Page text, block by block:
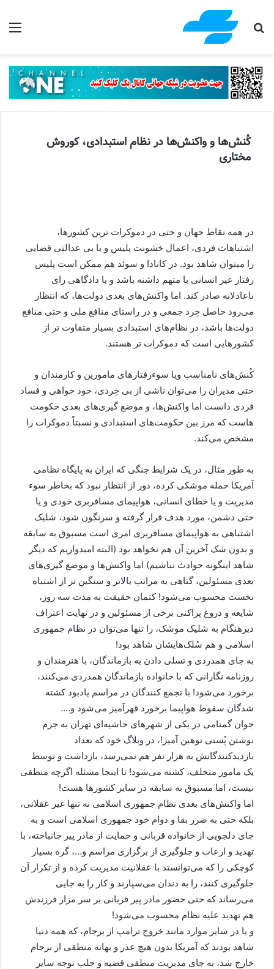
جستجو برای
کُنش‌ها و واکنش‌ها در نظام استبدادی، کوروش
مختاری
در همه نقاط جهان و حتی در دموکرات ترین کشورها،
اشتباهات فردی، اعمال خشونت پلیس و یا بی عدالتی قضایی
را میتوان شاهد بود. در کانادا و سوئد هم ممکن است پلیس
رفتار غیر انسانی با متهم داشته باشد و یا دادگاهی رای
ناعادلانه صادر کند. اما واکنش‌های بعدی دولت‌ها، که انتظار
می‌رود حاصل خِرد جمعی و در راستای منافع ملی و حتی منافع
دولت‌ها باشد، در نظام‌های استبدادی بسیار متفاوت تر از
کشورهایی است که دموکرات تر هستند.
کُنش‌های نامناسب ویا سوءرفتارهای مامورین و کارمندان و
حتی مدیران را می‌توان ناشی از بی خِردی، خود خواهی و فساد
فردی دانست اما واکنش‌ها، و موضع گیری‌های بعدی حکومت
هاست که مرز بین حکومت‌های استبدادی و نسبتاً دموکرات را
مشخص می‌کند.
به طور مثال، در یک شرایط جنگی که ایران به پایگاه نظامی
آمریکا حمله موشکی کرده، دور از انتظار نبود که بخاطر سوء
مدیریت و یا خطای انسانی، هواپیمای مسافربری خودی و یا
حتی دشمن، مورد هدف قرار گرفته و سرنگون شود، شلیک
اشتباهی به هواپیمای مسافربری امری است مسبوق به سابقه
و بدون شک آخرین آن هم نخواهد بود (البته امیدواریم که دیگر
شاهد اینگونه حوادث نباشیم) اما واکنش‌ها و موضع گیری‌های
بعدی مسئولین، گناهی به مراتب بالاتر و سنگین تر از اشتباه
نخست محسوب می‌شود! کتمان حقیقت به مدت سه روز،
شایعه و دروغ پراکنی برخی از مسئولین و در نهایت اعتراف
دیرهنگام به شلیک موشک، را تنها می‌توان در نظام جمهوری
اسلامی و هم سُلک‌هایشان شاهد بود!
به جای همدردی و تسلی دادن به بازماندگان، با هنرمندان و
روزنامه نگارانی که با خانواده بازماندگان همدردی می‌کنند،
برخورد می‌شود! با تجمع کنندگان در مراسم یادبود کشته
شدگان سقوط هواپیما برخورد قهرآمیز می‌شود و….
جوان گمنامی در یکی از شهرهای حاشیه‌ای تهران به جرم
نوشتن پُستی توهین آمیز!، در وبلاگ خود که تعداد
بازدیدکنندگانش به هزار نفر هم نمی‌رسد، بازداشت و توسط
یک مامور متخلف، کشته می‌شود! تا اینجا مسئله اگرچه منطقی
نیست، اما مسبوق به سابقه در سایر کشورها هست!
اما واکنش‌های بعدی نظام جمهوری اسلامی نه تنها غیر عقلانی،
بلکه حتی به ضرر بقا و دوام خود جمهوری اسلامی است و به
جای دلجویی از خانواده قربانی و حمایت از مادر پیر جانباخته، با
تهدید و ارعاب و جلوگیری از برگزاری مراسم و…، گره بسیار
کوچکی را که می‌توانستد با عقلانیت مدیریت کرده و از تکرار آن
جلوگیری کنند، را به دندان می‌سپارند و کار را به جایی
می‌رساند که حتی حضور مادر پیر قربانی بر سر مزار فرزندش
هم تهدید علیه نظام محسوب می‌شود!
و یا در سایر موارد مانند خروج ترامپ از برجام، که همه دنیا
شاهد بودند که آمریکا بدون هیچ عذر و بهانه منطقی از برجام
خارج شد، به جای مدیریت منطقی قضیه و جلب توجه سایر